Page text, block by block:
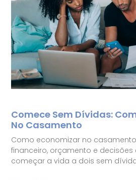
Comece Sem Dívidas:
No Casamento
Como economizar no
financeiro, orçamento e
começar a vida a dois sem